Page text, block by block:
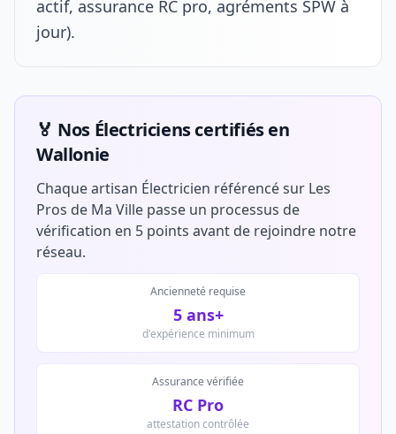
actif, assurance RC pro, agréments SPW à
jour).
🏅 Nos Électriciens certifiés en
Wallonie
Chaque artisan Électricien référencé sur Les
Pros de Ma Ville passe un processus de
vérification en 5 points avant de rejoindre notre
réseau.
Ancienneté requise
5 ans+
d'expérience minimum
Assurance vérifiée
RC Pro
attestation contrôlée